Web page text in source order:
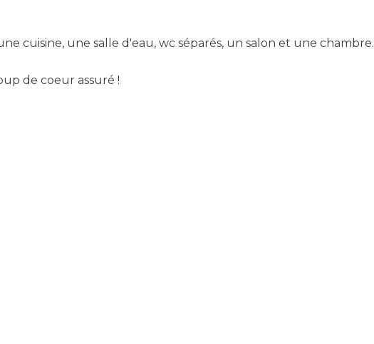
cuisine, une salle d'eau, wc séparés, un salon et une chambre.
de coeur assuré !